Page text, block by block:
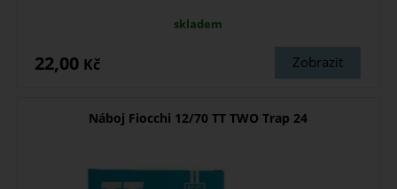
skladem
Zobrazit
22,00 Kč
Náboj Fiocchi 12/70 TT TWO Trap 24